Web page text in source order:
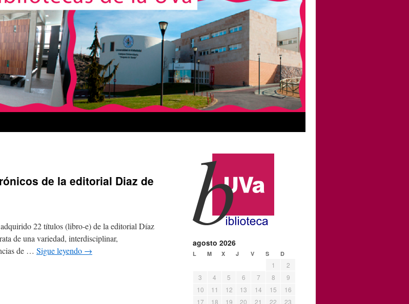
de la editorial Diaz de
22 títulos (libro-e) de la editorial Díaz
de una variedad, interdisciplinar,
de … Sigue leyendo →
agosto 2026
L M X J V S D
1
2
3
4 5 6 7 8
9
10
11 12 13 14 15
16
17
18 19 20 21 22
23